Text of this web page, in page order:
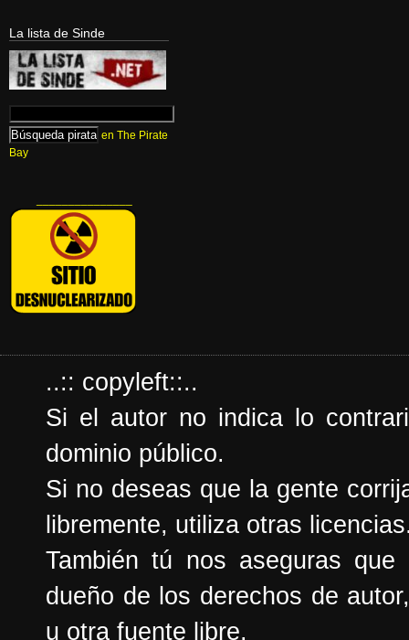
La lista de Sinde
en The Pirate
Bay
..:: copyleft::..
Si el autor no indica lo
dominio público.
Si no deseas que la gente
libremente, utiliza otras
También tú nos aseguras
dueño de los derechos de
u otra fuente libre.